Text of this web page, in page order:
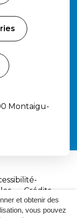
et obtenir des
vous pouvez
Montaigu-
Crédits